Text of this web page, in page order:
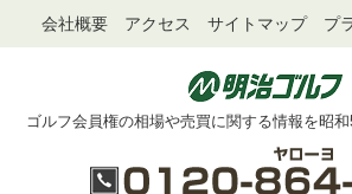
会社概要 アクセス サイトマップ プ
ゴルフ会員権の相場や売買に関する情報を昭和